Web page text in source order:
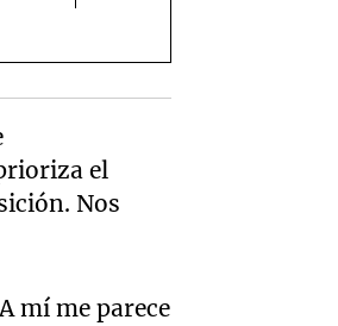
el
Nos
mí me parece